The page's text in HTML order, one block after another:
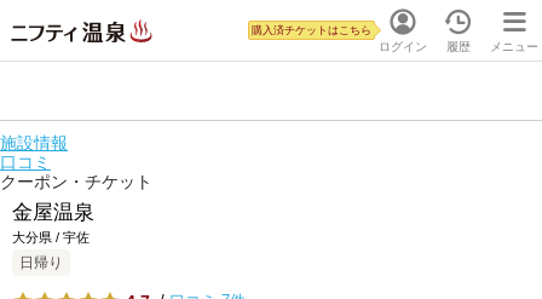
ログイン
購入済チケットはこちら
履歴 メニュー
施設情報
口コミ
クーポン・チケット
金屋温泉
大分県 / 宇佐
日帰り